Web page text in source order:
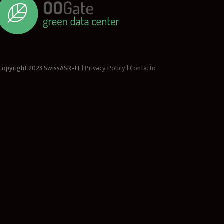
2023 SwissASR-IT | Privacy Policy | Contatto